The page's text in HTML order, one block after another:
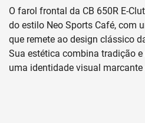
O farol frontal da CB 650R E-
do estilo Neo Sports Café, com
que remete ao design clássico
Sua estética combina tradição
uma identidade visual marcante